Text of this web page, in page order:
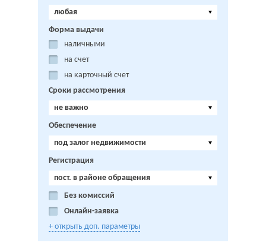
любая
Форма выдачи
наличными
на счет
на карточный счет
Сроки рассмотрения
не важно
Обеспечение
под залог недвижимости
Регистрация
пост. в районе обращения
Без комиссий
Онлайн-заявка
+ открыть доп. параметры